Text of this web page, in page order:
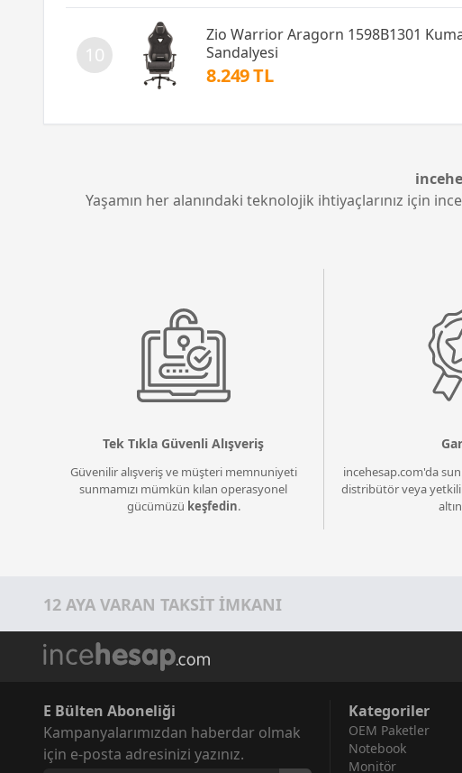
10
Zio Warrior Aragorn 1598B1301
Sandalyesi
8.249 TL
Yaşamın her alanındaki teknolojik ihtiyaçlarınız için
Tek Tıkla Güvenli Alışveriş
Güvenilir alışveriş ve müşteri memnuniyeti
sunmamızı mümkün kılan operasyonel
gücümüzü keşfedin.
incehesap.com'da
distribütör veya
12 AYA VARAN TAKSİT İMKANI
E Bülten Aboneliği
Kampanyalarımızdan haberdar olmak
için e-posta adresinizi yazınız.
Kategoriler
OEM Paketler
Notebook
Monitör